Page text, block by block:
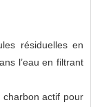
résiduelles en
l’eau en filtrant
actif pour